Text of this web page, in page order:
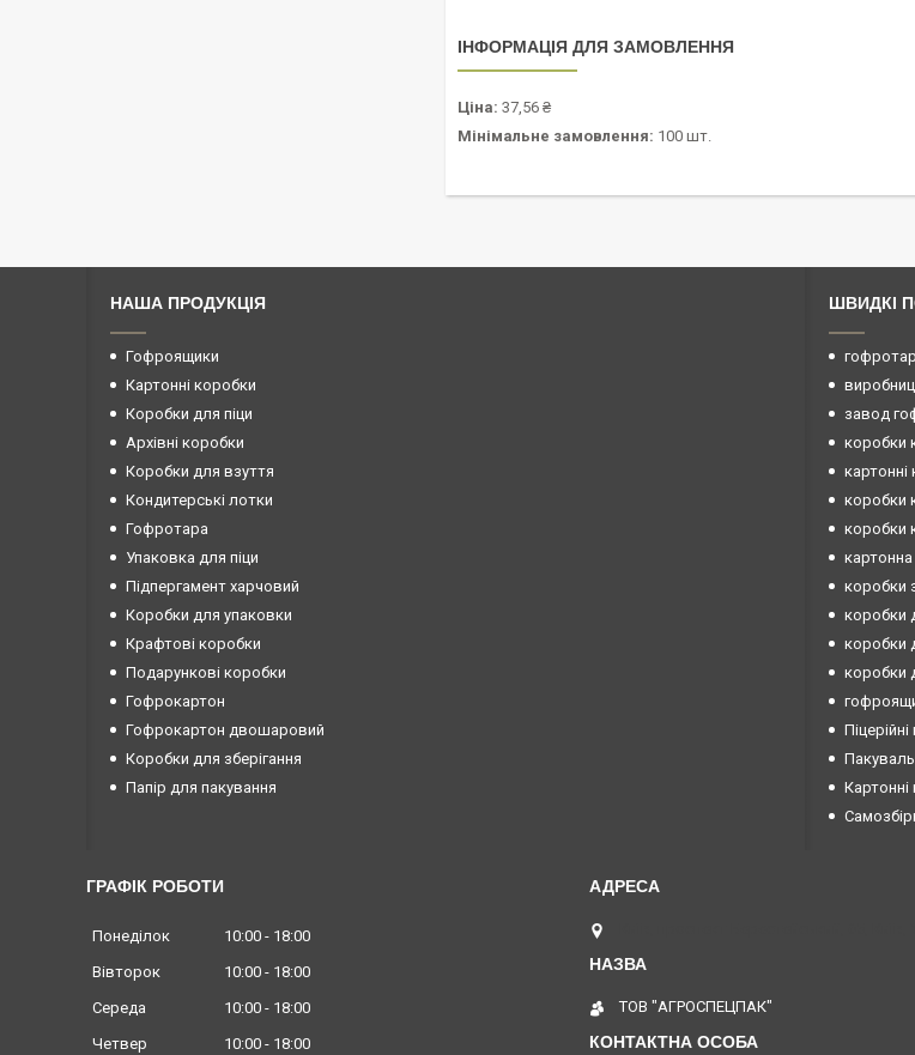
ІНФОРМАЦІЯ ДЛЯ ЗАМОВЛЕННЯ
Ціна: 37,56 ₴
Мінімальне замовлення: 100 шт.
НАША ПРОДУКЦІЯ
Гофроящики
Картонні коробки
Коробки для піци
Архівні коробки
Коробки для взуття
Кондитерські лотки
Гофротара
Упаковка для піци
Підпергамент харчовий
Коробки для упаковки
Крафтові коробки
Подарункові коробки
Гофрокартон
Гофрокартон двошаровий
Коробки для зберігання
Папір для пакування
ШВИДКІ
завод
коробки
картонні
коробки
коробки
коробки
коробки
коробки
коробки
ГРАФІК РОБОТИ
Понеділок 10:00
18:00
Вівторок
10:00
18:00
Середа
10:00
18:00
Четвер
10:00 18:00
ТОВ "АГРОСПЕЦПАК"